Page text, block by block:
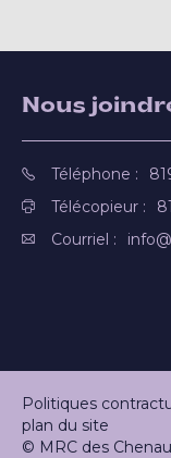
Nous
Téléphone :
Télécopieur :
Courriel :
Politiques
plan du site
© MRC des